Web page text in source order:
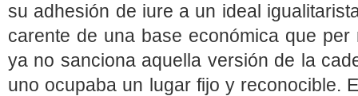
su adhesión de iure a un ideal
carente de una base económica que
ya no sanciona aquella versión de la
uno ocupaba un lugar fijo y reconocible.